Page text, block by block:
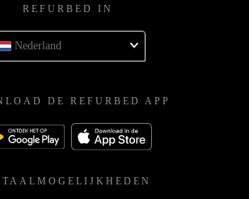
REFURBED IN
Nederland
DE REFURBED APP